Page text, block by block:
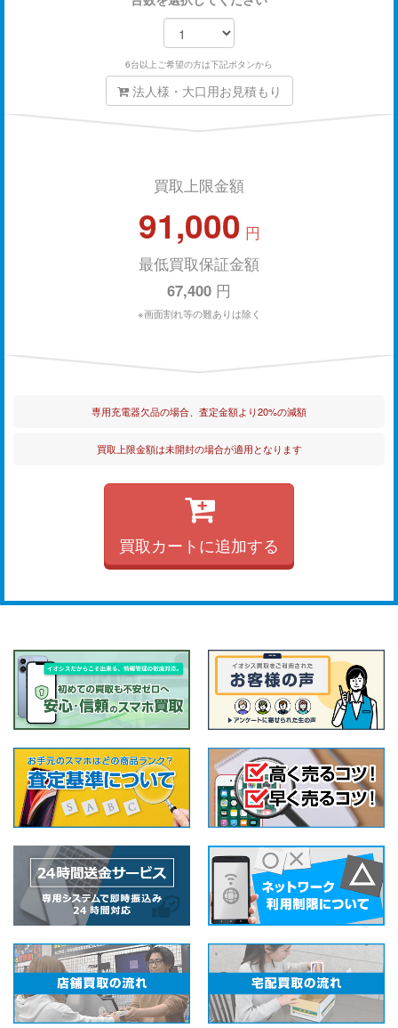
6台以上ご希望の方は下記ボタンから
法人様・大口用お見積もり
買取上限金額
91,000 円
最低買取保証金額
67,400 円
※画面割れ等の難ありは除く
専用充電器欠品の場合、査定金額より20%の減額
買取上限金額は未開封の場合が適用となります
買取カートに追加する